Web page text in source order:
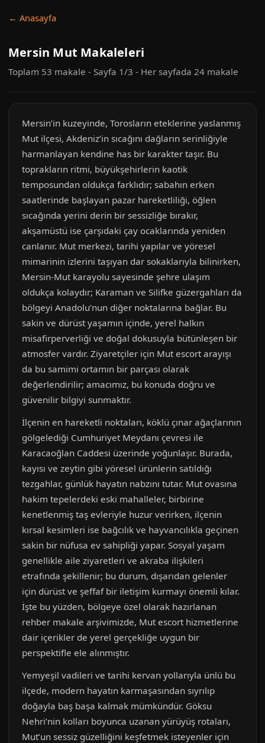
← Anasayfa
Mersin Mut Makaleleri
Toplam 53 makale - Sayfa 1/3 - Her sayfada 24 makale
Mersin’in kuzeyinde, Torosların eteklerine yaslanmış
Mut ilçesi, Akdeniz’in sıcağını dağların serinliğiyle
harmanlayan kendine has bir karakter taşır. Bu
toprakların ritmi, büyükşehirlerin kaotik
temposundan oldukça farklıdır; sabahın erken
saatlerinde başlayan pazar hareketliliği, öğlen
sıcağında yerini derin bir sessizliğe bırakır,
akşamüstü ise çarşıdaki çay ocaklarında yeniden
canlanır. Mut merkezi, tarihi yapılar ve yöresel
mimarinin izlerini taşıyan dar sokaklarıyla bilinirken,
Mersin-Mut karayolu sayesinde şehre ulaşım
oldukça kolaydır; Karaman ve Silifke güzergahları da
bölgeyi Anadolu’nun diğer noktalarına bağlar. Bu
sakin ve dürüst yaşamın içinde, yerel halkın
misafirperverliği ve doğal dokusuyla bütünleşen bir
atmosfer vardır. Ziyaretçiler için Mut escort arayışı
da bu samimi ortamın bir parçası olarak
değerlendirilir; amacımız, bu konuda doğru ve
güvenilir bilgiyi sunmaktır.
İlçenin en hareketli noktaları, köklü çınar ağaçlarının
gölgelediği Cumhuriyet Meydanı çevresi ile
Karacaoğlan Caddesi üzerinde yoğunlaşır. Burada,
kayısı ve zeytin gibi yöresel ürünlerin satıldığı
tezgahlar, günlük hayatın nabzını tutar. Mut ovasına
hakim tepelerdeki eski mahalleler, birbirine
kenetlenmiş taş evleriyle huzur verirken, ilçenin
kırsal kesimleri ise bağcılık ve hayvancılıkla geçinen
sakin bir nüfusa ev sahipliği yapar. Sosyal yaşam
genellikle aile ziyaretleri ve akraba ilişkileri
etrafında şekillenir; bu durum, dışarıdan gelenler
için dürüst ve şeffaf bir iletişim kurmayı önemli kılar.
İşte bu yüzden, bölgeye özel olarak hazırlanan
rehber makale arşivimizde, Mut escort hizmetlerine
dair içerikler de yerel gerçekliğe uygun bir
perspektifle ele alınmıştır.
Yemyeşil vadileri ve tarihi kervan yollarıyla ünlü bu
ilçede, modern hayatın karmaşasından sıyrılıp
doğayla baş başa kalmak mümkündür. Göksu
Nehri’nin kolları boyunca uzanan yürüyüş rotaları,
Mut’un sessiz güzelliğini keşfetmek isteyenler için